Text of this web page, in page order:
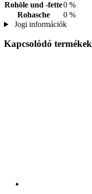
Rohöle und -fette0 %
Rohasche
0 %
Jogi információk
Kapcsolódó termékek